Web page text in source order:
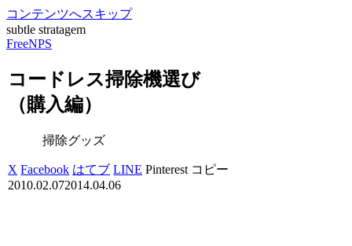
コンテンツへスキップ
subtle stratagem
FreeNPS
コードレス掃除機選び
（購入編）
掃除グッズ
X Facebook はてブ LINE Pinterest コピー
2010.02.072014.04.06